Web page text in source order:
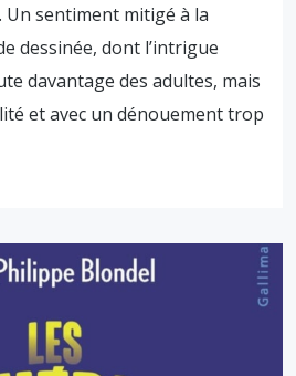
sentiment mitigé à la
dessinée, dont l’intrigue
davantage des adultes, mais
et avec un dénouement trop